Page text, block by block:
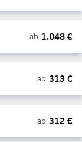
ab 1.048€
ab 313 €
ab 312 €